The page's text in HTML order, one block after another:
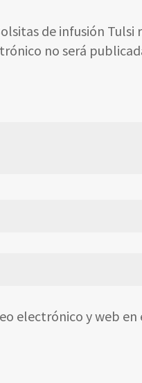
de infusión Tulsi
no será
electrónico y web